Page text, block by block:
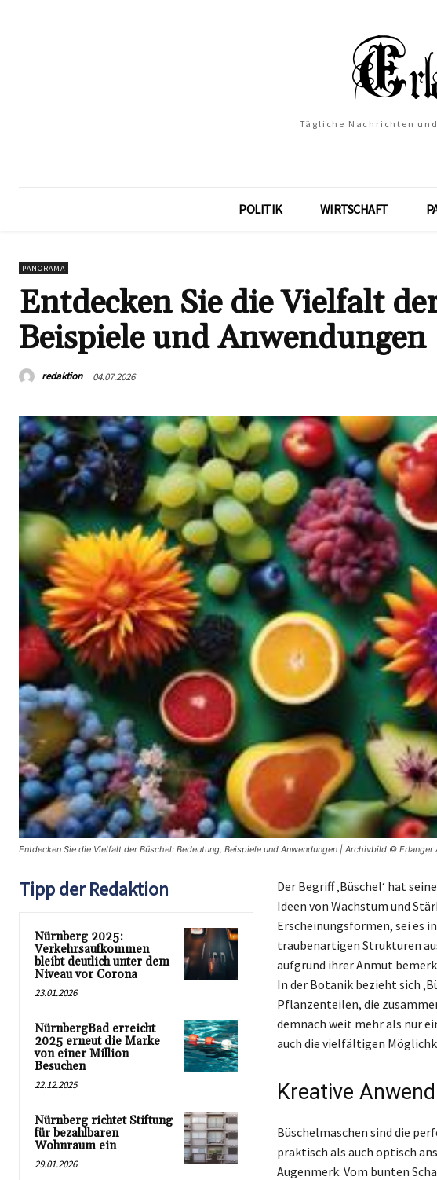
Tägliche Nachrichten
POLITIK WIRTSCHAFT
PANORAMA
Entdecken Sie die Vielfalt
Beispiele und Anwendungen
redaktion 04.07.2026
Entdecken Sie die Vielfalt der Büschel: Bedeutung, Beispiele und Anwendungen | Archivbild © Erlanger
Tipp der Redaktion
Nürnberg 2025:
Verkehrsaufkommen
bleibt deutlich unter dem
Niveau vor Corona
23.01.2026
NürnbergBad erreicht
2025 erneut die Marke
von einer Million
Besuchen
22.12.2025
Nürnberg richtet Stiftung
für bezahlbaren
Wohnraum ein
29.01.2026
Der Begriff ‚Büschel‘ hat
Ideen von Wachstum und
Erscheinungsformen, sei es
traubenartigen Strukturen
aufgrund ihrer Anmut
In der Botanik bezieht sich
Pflanzenteilen, die
demnach weit mehr als nur
auch die vielfältigen
Kreative
Büschelmaschen sind die
praktisch als auch optisch
Augenmerk: Vom bunten